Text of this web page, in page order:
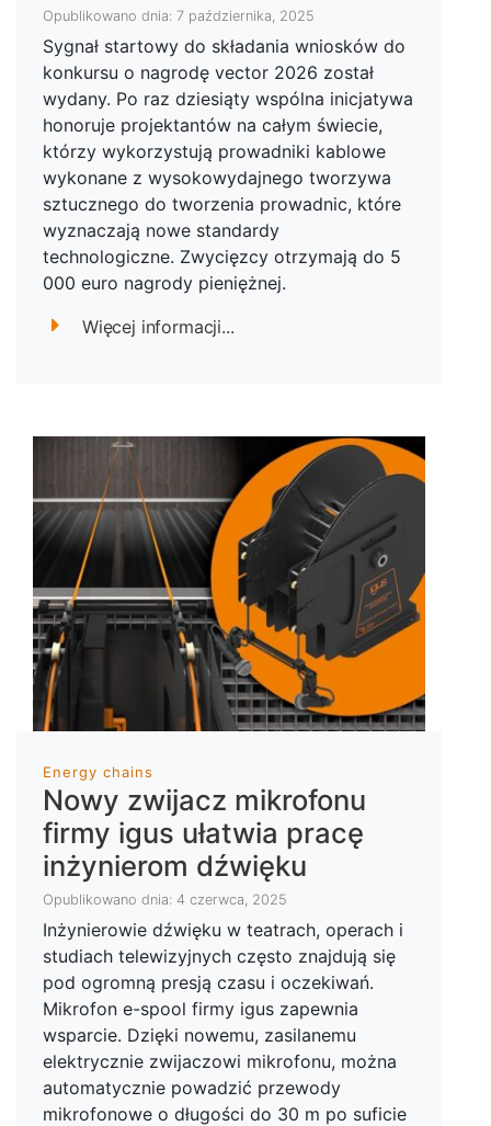
Opublikowano dnia: 7 października, 2025
Sygnał startowy do składania wniosków do
konkursu o nagrodę vector 2026 został
wydany. Po raz dziesiąty wspólna inicjatywa
honoruje projektantów na całym świecie,
którzy wykorzystują prowadniki kablowe
wykonane z wysokowydajnego tworzywa
sztucznego do tworzenia prowadnic, które
wyznaczają nowe standardy
technologiczne. Zwycięzcy otrzymają do 5
000 euro nagrody pieniężnej.
Więcej informacji...
Energy chains
Nowy zwijacz mikrofonu
firmy igus ułatwia pracę
inżynierom dźwięku
Opublikowano dnia: 4 czerwca, 2025
Inżynierowie dźwięku w teatrach, operach i
studiach telewizyjnych często znajdują się
pod ogromną presją czasu i oczekiwań.
Mikrofon e-spool firmy igus zapewnia
wsparcie. Dzięki nowemu, zasilanemu
elektrycznie zwijaczowi mikrofonu, można
automatycznie powadzić przewody
mikrofonowe o długości do 30 m po suficie